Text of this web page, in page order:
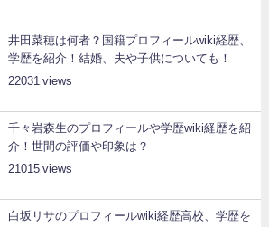
井田菜穂は何者？国籍プロフィールwiki経歴、
学歴を紹介！結婚、夫や子供についても！
22031
千々岩森生のプロフィールや学歴wiki経歴を紹
介！世間の評価や印象は？
21015
白坂リサのプロフィールwiki経歴高校、学歴を